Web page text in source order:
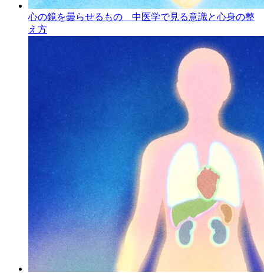
心の鏡を曇らせるもの 中医学で見る意識と心身の整
え方